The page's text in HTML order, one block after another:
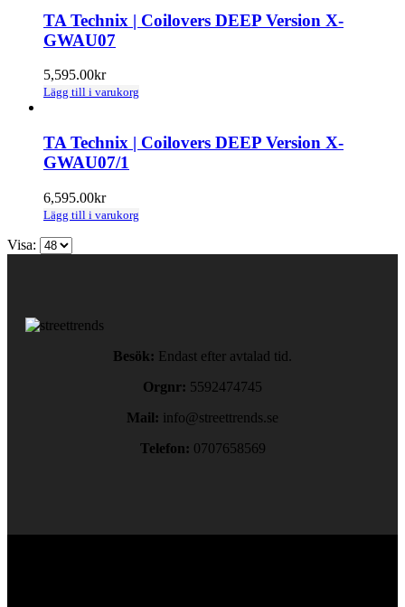
TA Technix | Coilovers DEEP Version X-
GWAU07
5,595.00kr
Lägg till i varukorg
TA Technix | Coilovers DEEP Version X-
GWAU07/1
6,595.00kr
Lägg till i varukorg
Visa:
Besök: Endast efter avtalad tid.
Orgnr: 5592474745
Mail: info@streettrends.se
Telefon: 0707658569